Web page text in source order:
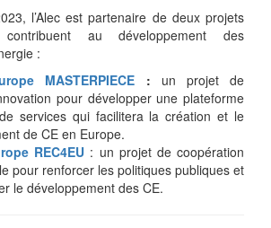
l’Alec est partenaire de deux projets
au développement des
:
MASTERPIECE : un projet de
pour développer une plateforme
services qui facilitera la création et le
de CE en Europe.
REC4EU : un projet de coopération
pour renforcer les politiques publiques et
le développement des CE.